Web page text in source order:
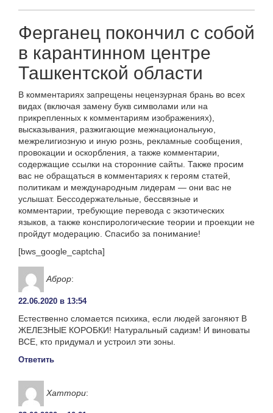
Ферганец покончил с собой
в карантинном центре
Ташкентской области
В комментариях запрещены нецензурная брань во всех
видах (включая замену букв символами или на
прикрепленных к комментариям изображениях),
высказывания, разжигающие межнациональную,
межрелигиозную и иную рознь, рекламные сообщения,
провокации и оскорбления, а также комментарии,
содержащие ссылки на сторонние сайты. Также просим
вас не обращаться в комментариях к героям статей,
политикам и международным лидерам — они вас не
услышат. Бессодержательные, бессвязные и
комментарии, требующие перевода с экзотических
языков, а также конспирологические теории и проекции не
пройдут модерацию. Спасибо за понимание!
[bws_google_captcha]
Аброр:
22.06.2020 в 13:54
Естественно сломается психика, если людей загоняют В
ЖЕЛЕЗНЫЕ КОРОБКИ! Натуральный садизм! И виноваты
ВСЕ, кто придумал и устроил эти зоны.
Ответить
Хаттори: